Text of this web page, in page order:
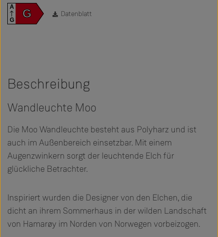
G
A
G
Datenblatt
Beschreibung
Wandleuchte Moo
Die Moo Wandleuchte besteht aus Polyharz und ist
auch im Außenbereich einsetzbar. Mit einem
Augenzwinkern sorgt der leuchtende Elch für
glückliche Betrachter.
Inspiriert wurden die Designer von den Elchen, die
dicht an ihrem Sommerhaus in der wilden Landschaft
von Hamarøy im Norden von Norwegen vorbeizogen.